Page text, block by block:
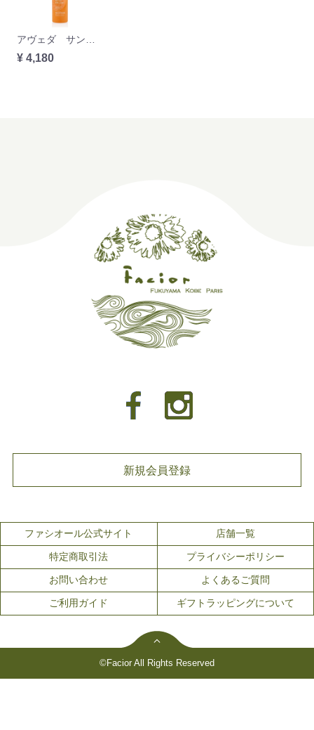
¥ 4,180
新規会員登録
ファシオール公式サイト 店舗一覧
特定商取引法 プライバシーポリシー
お問い合わせ よくあるご質問
ご利用ガイド ギフトラッピングについて
©Facior All Rights Reserved